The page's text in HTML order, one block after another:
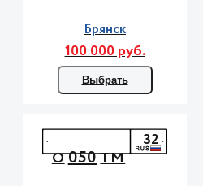
Брянск
100 000 руб.
Выбрать
О050ТМ
32